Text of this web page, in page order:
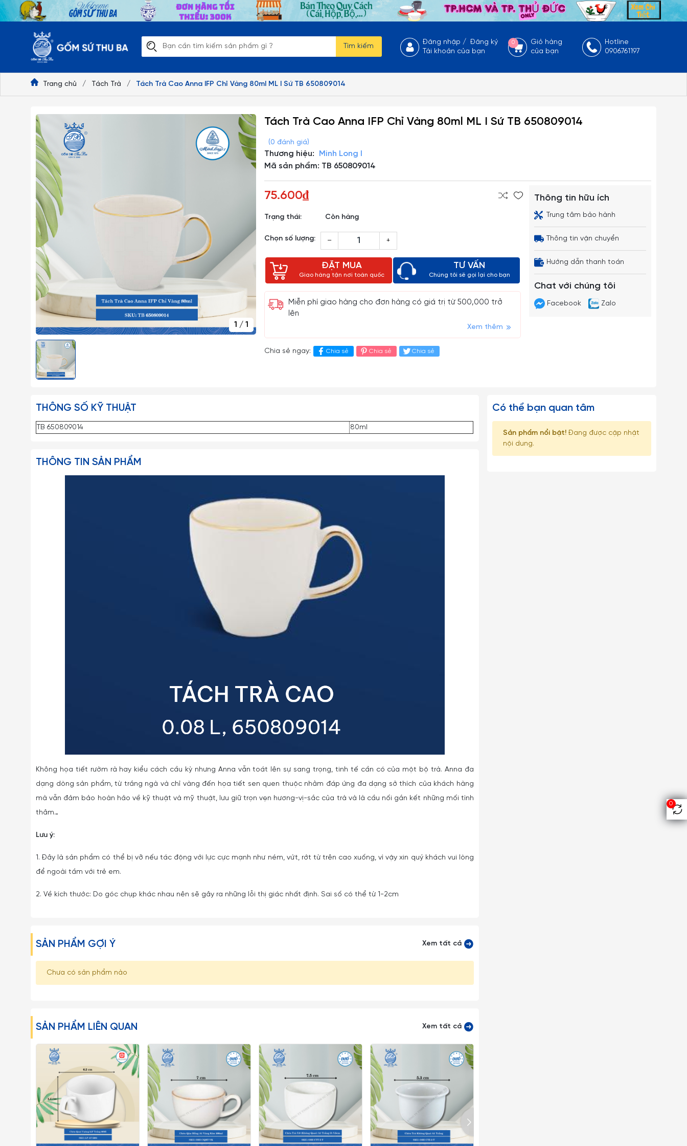
Tìm kiếm
Đăng nhập /Đăng ký
Tài khoản của bạn
0
Giỏ hàng
của bạn
Hotline
0906761197
0
Trang chủ / Tách Trà / Tách Trà Cao Anna IFP Chỉ Vàng 80ml ML I Sứ TB 650809014
1 /1
Tách Trà Cao Anna IFP Chỉ Vàng 80ml ML I Sứ TB 650809014
(0 đánh giá)
Thương hiệu:
Minh Long I
Mã sản phẩm: TB 650809014
75.600₫
Trạng thái: Còn hàng
Chọn số lượng: – +
ĐẶT MUA
Giao hàng tận nơi toàn quốc
TƯ VẤN
Chúng tôi sẽ gọi lại cho bạn
Miễn phí giao hàng cho đơn hàng có giá trị từ 500,000 trở
lên
Xem thêm
Chia sẻ ngay: Chia sẻ Chia sẻ Chia sẻ
Thông tin hữu ích
Trung tâm bảo hành
Thông tin vận chuyển
Hướng dẫn thanh toán
Chat với chúng tôi
Facebook Zalo
THÔNG SỐ KỸ THUẬT
TB 650809014 80ml
THÔNG TIN SẢN PHẨM
Không họa tiết rườm rà hay kiểu cách cầu kỳ nhưng Anna vẫn toát lên sự sang trọng, tinh tế cần có của một bộ trà. Anna đa
dạng dòng sản phẩm, từ trắng ngà và chỉ vàng đến họa tiết sen quen thuộc nhằm đáp ứng đa dạng sở thích của khách hàng
mà vẫn đảm bảo hoàn hảo về kỹ thuật và mỹ thuật, lưu giữ trọn vẹn hương-vị-sắc của trà và là cầu nối gắn kết những mối tình
thâm…
Lưu ý:
1. Đây là sản phẩm có thể bị vỡ nếu tác động với lực cực mạnh như ném, vứt, rớt từ trên cao xuống, vì vậy xin quý khách vui lòng
để ngoài tầm với trẻ em.
2. Về kích thước: Do góc chụp khác nhau nên sẽ gây ra những lỗi thị giác nhất định. Sai số có thể từ 1-2cm
SẢN PHẨM GỢI Ý Xem tất cả
Chưa có sản phẩm nào
SẢN PHẨM LIÊN QUAN Xem tất cả
Có thể bạn quan tâm
Sản phẩm nổi bật!Đang được cập nhật
nội dung.